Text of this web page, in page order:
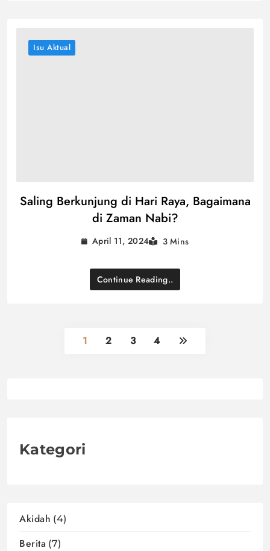
Isu Aktual
Saling Berkunjung di Hari Raya, Bagaimana
di Zaman Nabi?
April 11, 2024 3 Mins
Continue Reading..
1 2 3 4
Kategori
Akidah (4)
Berita (7)